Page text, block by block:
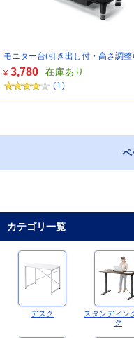
モニター台(引き出し付・高さ調整
¥ 3,780 在庫あり
(1)
ペ
カテゴリ一覧
デスク
スタンディン
ク